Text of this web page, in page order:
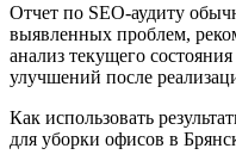
Отчет по SEO-аудиту
выявленных проблем,
анализ текущего
улучшений после
Как использовать
для уборки офисов в